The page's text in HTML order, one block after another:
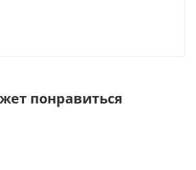
понравиться